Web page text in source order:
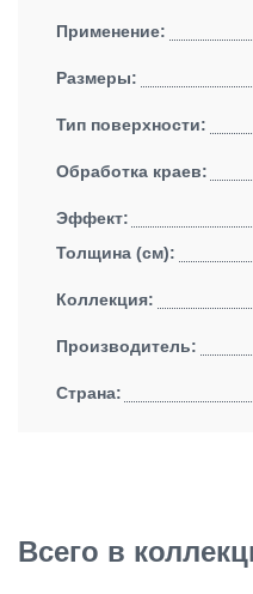
Применение:
Размеры:
Тип поверхности:
Обработка краев:
Эффект:
Толщина (см):
Коллекция:
Производитель:
Страна:
Всего в